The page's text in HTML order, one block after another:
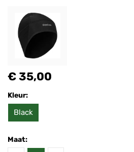
€ 35,00
Kleur:
Black
Maat: